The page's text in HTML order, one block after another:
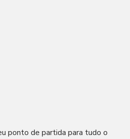
ponto de partida para tudo o